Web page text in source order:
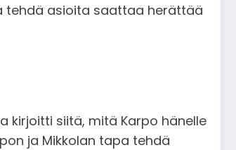
tehdä asioita saattaa herättää
kirjoitti siitä, mitä Karpo hänelle
ja Mikkolan tapa tehdä